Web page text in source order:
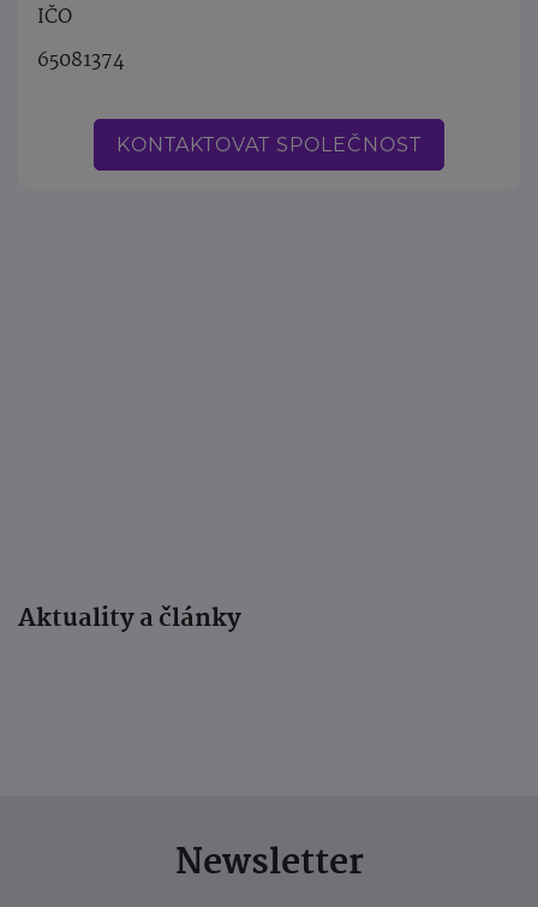
IČO
65081374
KONTAKTOVAT SPOLEČNOST
Aktuality a články
Newsletter